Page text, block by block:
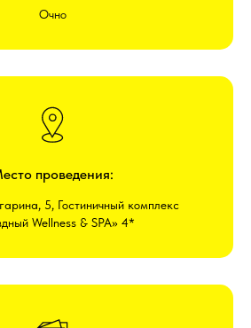
Очно
проведения:
5, Гостиничный комплекс
Wellness & SPA» 4*